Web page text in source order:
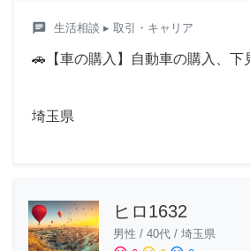
chat 生活相談 ▸ 取引・キャリア
🚗【車の購入】自動車の購入、下
埼玉県
ヒロ1632
男性 / 40代 / 埼玉県